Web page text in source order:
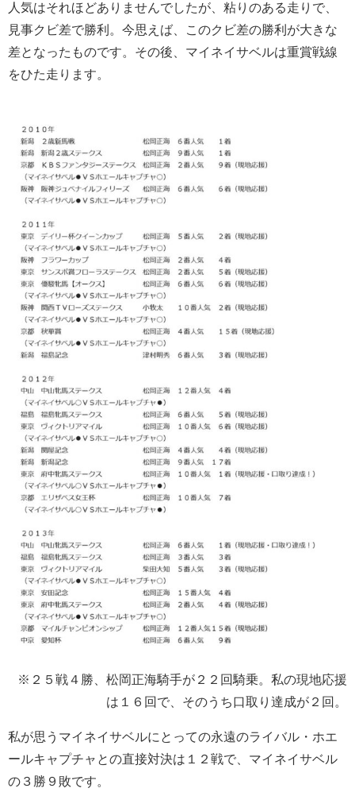
人気はそれほどありませんでしたが、粘りのある走りで、
見事クビ差で勝利。今思えば、このクビ差の勝利が大きな
差となったものです。その後、マイネイサベルは重賞戦線
をひた走ります。
※２５戦４勝、松岡正海騎手が２２回騎乗。私の現地応援
は１６回で、そのうち口取り達成が２回。
私が思うマイネイサベルにとっての永遠のライバル・ホエ
ールキャプチャとの直接対決は１２戦で、マイネイサベル
の３勝９敗です。